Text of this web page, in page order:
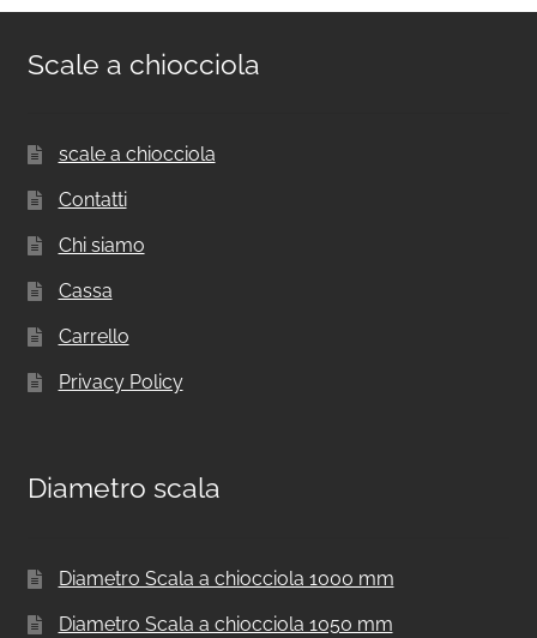
Scale a chiocciola
scale a chiocciola
Contatti
Chi siamo
Cassa
Carrello
Privacy Policy
Diametro scala
Diametro Scala a chiocciola 1000 mm
Diametro Scala a chiocciola 1050 mm